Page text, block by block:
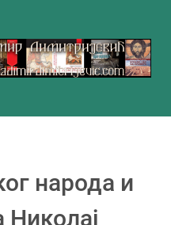
народа и